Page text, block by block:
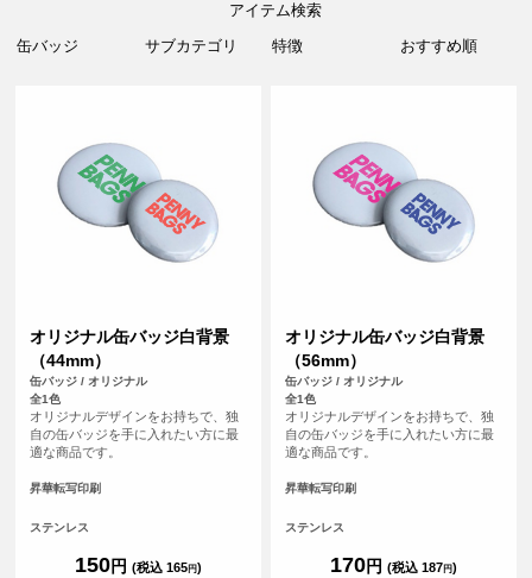
アイテム検索
オリジナル缶バッジ白背景
（44mm）
缶バッジ / オリジナル
全1色
オリジナルデザインをお持ちで、独
自の缶バッジを手に入れたい方に最
適な商品です。
昇華転写印刷
ステンレス
150円 (税込 165円)
オリジナル缶バッジ白背景
（56mm）
缶バッジ / オリジナル
全1色
オリジナルデザインをお持ちで、独
自の缶バッジを手に入れたい方に最
適な商品です。
昇華転写印刷
ステンレス
170円 (税込 187円)